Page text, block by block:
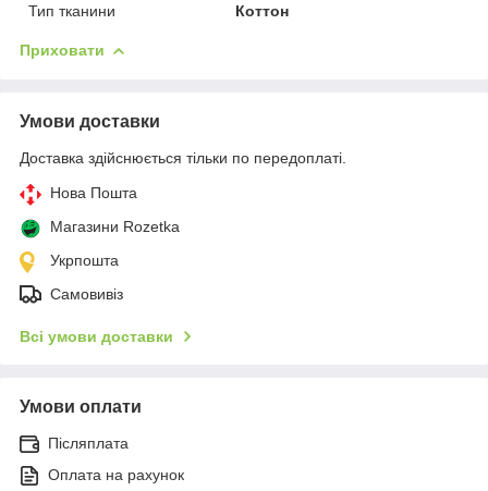
Тип тканини
Коттон
Приховати
Умови доставки
Доставка здійснюється тільки по передоплаті.
Нова Пошта
Магазини Rozetka
Укрпошта
Самовивіз
Всі умови доставки
Умови оплати
Післяплата
Оплата на рахунок